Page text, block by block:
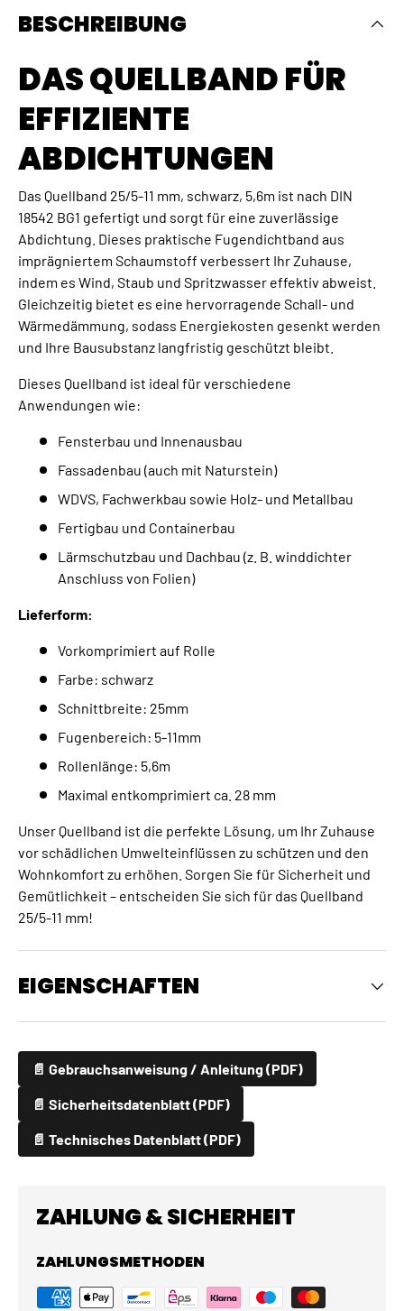
BESCHREIBUNG
DAS QUELLBAND FÜR
EFFIZIENTE
ABDICHTUNGEN
Das Quellband 25/5-11 mm, schwarz, 5,6m ist nach DIN
18542 BG1 gefertigt und sorgt für eine zuverlässige
Abdichtung. Dieses praktische Fugendichtband aus
imprägniertem Schaumstoff verbessert Ihr Zuhause,
indem es Wind, Staub und Spritzwasser effektiv abweist.
Gleichzeitig bietet es eine hervorragende Schall- und
Wärmedämmung, sodass Energiekosten gesenkt werden
und Ihre Bausubstanz langfristig geschützt bleibt.
Dieses Quellband ist ideal für verschiedene
Anwendungen wie:
Fensterbau und Innenausbau
Fassadenbau (auch mit Naturstein)
WDVS, Fachwerkbau sowie Holz- und Metallbau
Fertigbau und Containerbau
Lärmschutzbau und Dachbau (z. B. winddichter
Anschluss von Folien)
Lieferform:
Vorkomprimiert auf Rolle
Farbe: schwarz
Schnittbreite: 25mm
Fugenbereich: 5-11mm
Rollenlänge: 5,6m
Maximal entkomprimiert ca. 28 mm
Unser Quellband ist die perfekte Lösung, um Ihr Zuhause
vor schädlichen Umwelteinflüssen zu schützen und den
Wohnkomfort zu erhöhen. Sorgen Sie für Sicherheit und
Gemütlichkeit – entscheiden Sie sich für das Quellband
25/5-11 mm!
EIGENSCHAFTEN
📄 Gebrauchsanweisung / Anleitung (PDF)
📄 Sicherheitsdatenblatt (PDF)
📄 Technisches Datenblatt (PDF)
ZAHLUNG & SICHERHEIT
ZAHLUNGSMETHODEN